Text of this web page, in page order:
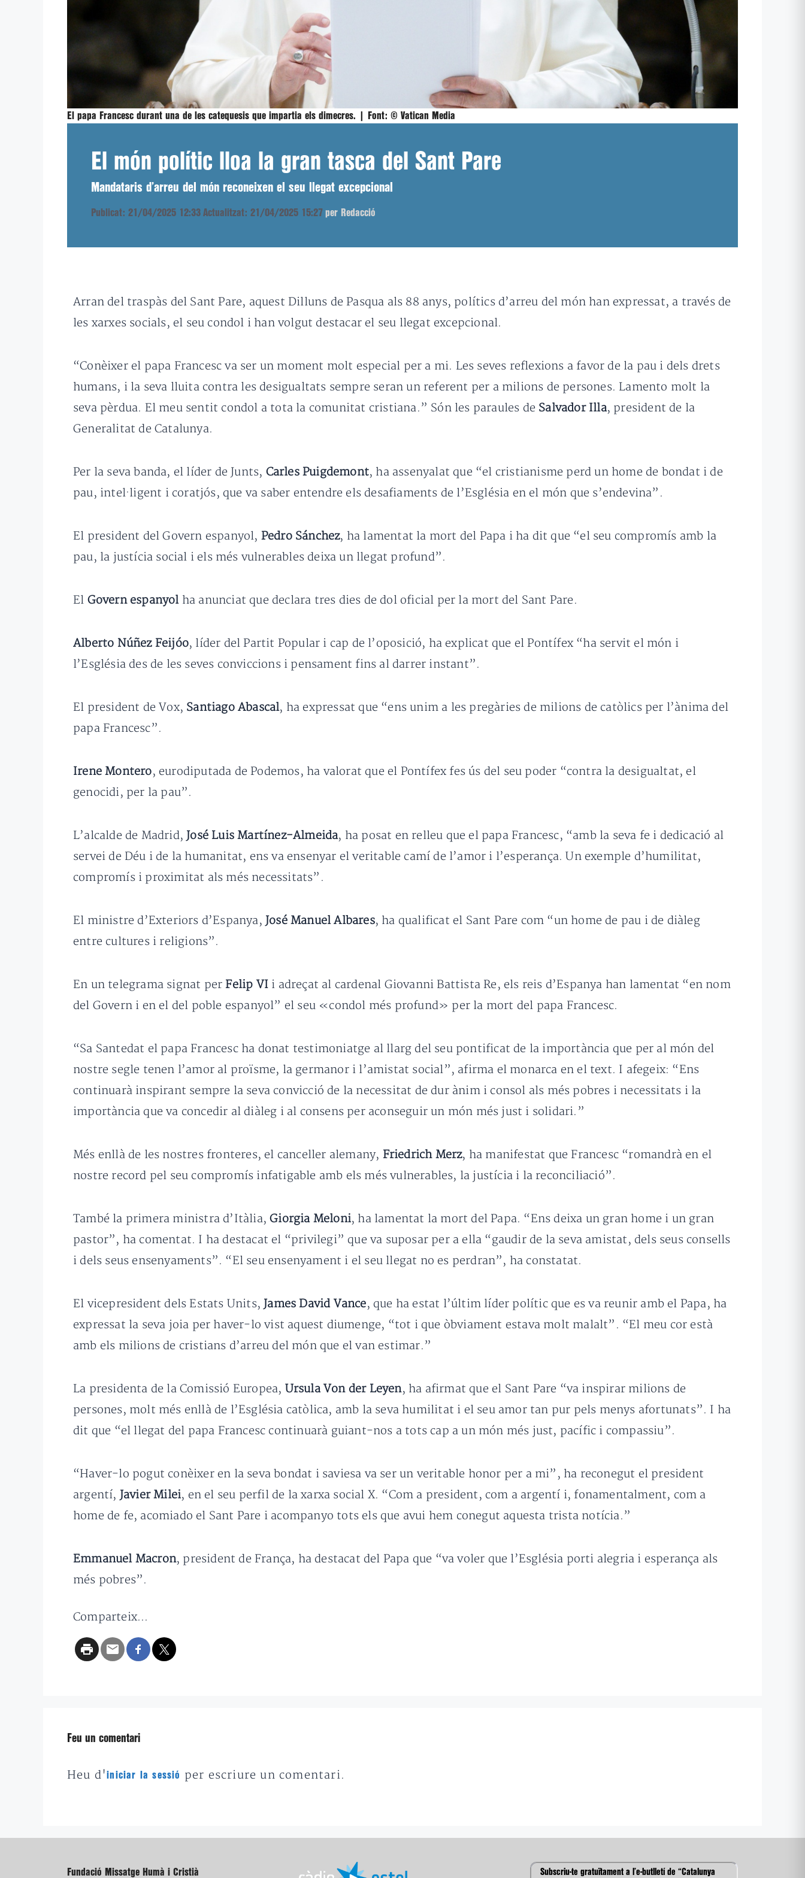
El papa Francesc durant una de les catequesis que impartia els dimecres. | Font: © Vatican Media
El món polític lloa la gran tasca del Sant Pare
Mandataris d’arreu del món reconeixen el seu llegat excepcional
Publicat: 21/04/2025 12:33 Actualitzat: 21/04/2025 15:27 per Redacció
Arran del traspàs del Sant Pare, aquest Dilluns de Pasqua als 88 anys, polítics d’arreu del món han expressat, a través de
les xarxes socials, el seu condol i han volgut destacar el seu llegat excepcional.
“Conèixer el papa Francesc va ser un moment molt especial per a mi. Les seves reflexions a favor de la pau i dels drets
humans, i la seva lluita contra les desigualtats sempre seran un referent per a milions de persones. Lamento molt la
seva pèrdua. El meu sentit condol a tota la comunitat cristiana.” Són les paraules de Salvador Illa, president de la
Generalitat de Catalunya.
Per la seva banda, el líder de Junts, Carles Puigdemont, ha assenyalat que “el cristianisme perd un home de bondat i de
pau, intel·ligent i coratjós, que va saber entendre els desafiaments de l’Església en el món que s’endevina”.
El president del Govern espanyol, Pedro Sánchez, ha lamentat la mort del Papa i ha dit que “el seu compromís amb la
pau, la justícia social i els més vulnerables deixa un llegat profund”.
El Govern espanyol ha anunciat que declara tres dies de dol oficial per la mort del Sant Pare.
Alberto Núñez Feijóo, líder del Partit Popular i cap de l’oposició, ha explicat que el Pontífex “ha servit el món i
l’Església des de les seves conviccions i pensament fins al darrer instant”.
El president de Vox, Santiago Abascal, ha expressat que “ens unim a les pregàries de milions de catòlics per l’ànima del
papa Francesc”.
Irene Montero, eurodiputada de Podemos, ha valorat que el Pontífex fes ús del seu poder “contra la desigualtat, el
genocidi, per la pau”.
L’alcalde de Madrid, José Luis Martínez-Almeida, ha posat en relleu que el papa Francesc, “amb la seva fe i dedicació al
servei de Déu i de la humanitat, ens va ensenyar el veritable camí de l’amor i l’esperança. Un exemple d’humilitat,
compromís i proximitat als més necessitats”.
El ministre d’Exteriors d’Espanya, José Manuel Albares, ha qualificat el Sant Pare com “un home de pau i de diàleg
entre cultures i religions”.
En un telegrama signat per Felip VI i adreçat al cardenal Giovanni Battista Re, els reis d’Espanya han lamentat “en nom
del Govern i en el del poble espanyol” el seu «condol més profund» per la mort del papa Francesc.
“Sa Santedat el papa Francesc ha donat testimoniatge al llarg del seu pontificat de la importància que per al món del
nostre segle tenen l’amor al proïsme, la germanor i l’amistat social”, afirma el monarca en el text. I afegeix: “Ens
continuarà inspirant sempre la seva convicció de la necessitat de dur ànim i consol als més pobres i necessitats i la
importància que va concedir al diàleg i al consens per aconseguir un món més just i solidari.”
Més enllà de les nostres fronteres, el canceller alemany, Friedrich Merz, ha manifestat que Francesc “romandrà en el
nostre record pel seu compromís infatigable amb els més vulnerables, la justícia i la reconciliació”.
També la primera ministra d’Itàlia,Giorgia Meloni, ha lamentat la mort del Papa. “Ens deixa un gran home i un gran
pastor”, ha comentat. I ha destacat el “privilegi” que va suposar per a ella “gaudir de la seva amistat, dels seus consells
i dels seus ensenyaments”. “El seu ensenyament i el seu llegat no es perdran”, ha constatat.
El vicepresident dels Estats Units, James David Vance, que ha estat l’últim líder polític que es va reunir amb el Papa, ha
expressat la seva joia per haver-lo vist aquest diumenge, “tot i que òbviament estava molt malalt”. “El meu cor està
amb els milions de cristians d’arreu del món que el van estimar.”
La presidenta de la Comissió Europea, Ursula Von der Leyen, ha afirmat que el Sant Pare “va inspirar milions de
persones, molt més enllà de l’Església catòlica, amb la seva humilitat i el seu amor tan pur pels menys afortunats”. I ha
dit que “el llegat del papa Francesc continuarà guiant-nos a tots cap a un món més just, pacífic i compassiu”.
“Haver-lo pogut conèixer en la seva bondat i saviesa va ser un veritable honor per a mi”, ha reconegut el president
argentí, Javier Milei, en el seu perfil de la xarxa social X. “Com a president, com a argentí i, fonamentalment, com a
home de fe, acomiado el Sant Pare i acompanyo tots els que avui hem conegut aquesta trista notícia.”
Emmanuel Macron, president de França, ha destacat del Papa que “va voler que l’Església porti alegria i esperança als
més pobres”.
Comparteix...
Feu un comentari
Heu d'iniciar la sessió per escriure un comentari.
Fundació Missatge Humà i Cristià Subscriu-te gratuïtament a l’e-butlletí de “Catalunya